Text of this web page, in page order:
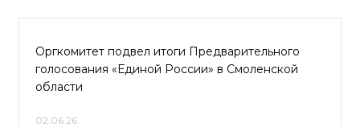
Оргкомитет подвел итоги Предварительного
голосования «Единой России» в Смоленской
области
02.06.26